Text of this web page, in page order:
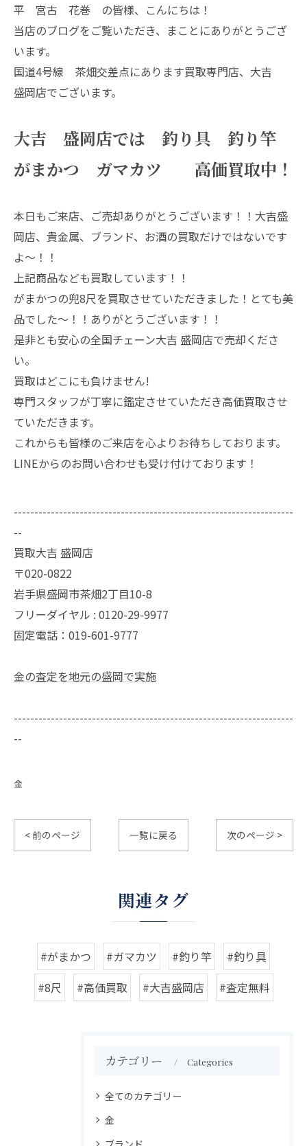
平 宮古 花巻 の皆様、こんにちは！
当店のブログをご覧いただき、まことにありがとうござ
います。
国道4号線 茶畑交差点にあります買取専門店、大吉
盛岡店でございます。
大吉 盛岡店では 釣り具 釣り竿
がまかつ ガマカツ 高価買取中！
本日もご来店、ご売却ありがとうございます！！大吉盛
岡店、貴金属、ブランド、お酒の買取だけではないです
よ～！！
上記商品なども買取しています！！
がまかつの兜8尺を買取させていただきました！とても美
品でした～！！ありがとうございます！！
是非とも安心の全国チェーン大吉 盛岡店で売却くださ
い。
買取はどこにも負けません!
専門スタッフが丁寧に鑑定させていただき高価買取させ
ていただきます。
これからも皆様のご来店を心よりお待ちしております。
LINEからのお問い合わせも受け付けております！
--------------------------------------------------------------------
--
買取大吉 盛岡店
〒020-0822
岩手県盛岡市茶畑2丁目10-8
フリーダイヤル : 0120-29-9977
固定電話：019-601-9777
金の査定を地元の盛岡で実施
--------------------------------------------------------------------
--
金
< 前のページ 一覧に戻る 次のページ >
関連タグ
#がまかつ #ガマカツ #釣り竿
#釣り具
#8尺
#高価買取 #大吉盛岡店 #査定無料
カテゴリー Categories
全てのカテゴリー
金